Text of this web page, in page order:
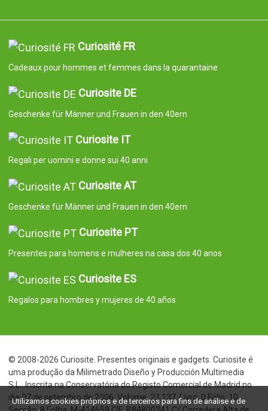
Curiosité FR
Cadeaux pour hommes et femmes dans la quarantaine
Curiosite DE
Geschenke für Männer und Frauen in den 40ern
Curiosite IT
Regali per uomini e donne sui 40 anni
Curiosite AT
Geschenke für Männer und Frauen in den 40ern
Curiosite PT
Presentes para homens e mulheres na casa dos 40 anos
Curiosite ES
Regalos para hombres y mujeres de 40 años
© 2008-2026 Curiosite. Presentes originais e gadgets. Curiosite é
uma produção da Milimetrado Diseño y Producción Multimedia
S.L.. Inscrita na Conservatória do Registo Comercial de Madrid no
dia 07 de setembro de 2006. Volume: 23.137. Livro: 0 Fólio: 10
Utilizamos cookies próprios e de terceiros para fins de análise e de